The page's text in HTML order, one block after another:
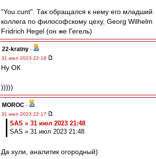
"You cunt". Так обращался к нему его младший
коллега по философскому цеху, Georg Wilhelm
Fridrich Hegel (он же Гегель)
22-kratny -
31 июл 2023 22:18
Ну ОК
)))))
MOROC -
31 июл 2023 22:17
SAS » 31 июл 2023 21:48
SAS » 31 июл 2023 21:48
Да хули, аналитик огородный)